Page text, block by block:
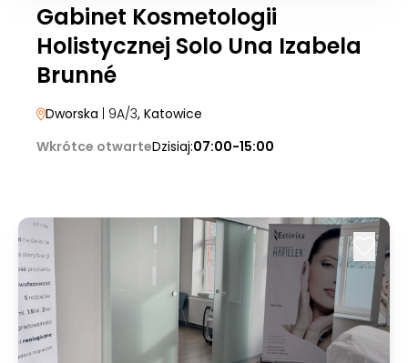
Gabinet Kosmetologii
Holistycznej Solo Una Izabela
Brunné
Dworska | 9A/3, Katowice
Wkrótce otwarteDzisiaj:07:00-15:00